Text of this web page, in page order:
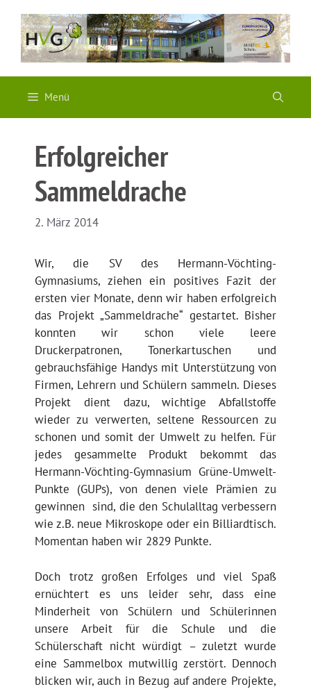
Inhalt
springen
Menü
Erfolgreicher
Sammeldrache
2. März 2014
Wir, die SV des Hermann-Vöchting-
Gymnasiums, ziehen ein positives Fazit der
ersten vier Monate, denn wir haben erfolgreich
das Projekt „Sammeldrache“ gestartet.Bisher
konnten wir schon viele leere
Druckerpatronen, Tonerkartuschen und
gebrauchsfähige Handys mit Unterstützung von
Firmen, Lehrern und Schülern sammeln. Dieses
Projekt dient dazu, wichtige Abfallstoffe
wieder zu verwerten, seltene Ressourcen zu
schonen und somit der Umwelt zu helfen. Für
jedes gesammelte Produkt bekommt das
Hermann-Vöchting-Gymnasium Grüne-Umwelt-
Punkte (GUPs), von denen viele Prämien zu
gewinnen sind, die den Schulalltag verbessern
wie z.B. neue Mikroskope oder ein Billiardtisch.
Momentan haben wir 2829 Punkte.
Doch trotz großen Erfolges und viel Spaß
ernüchtert es uns leider sehr, dass eine
Minderheit von Schülern und Schülerinnen
unsere Arbeit für die Schule und die
Schülerschaft nicht würdigt – zuletzt wurde
eine Sammelbox mutwillig zerstört. Dennoch
blicken wir, auch in Bezug auf andere Projekte,